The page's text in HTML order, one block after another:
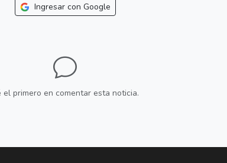
Ingresar con Google
el primero en comentar esta noticia.